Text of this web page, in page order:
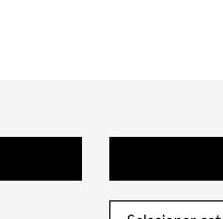
Categorias